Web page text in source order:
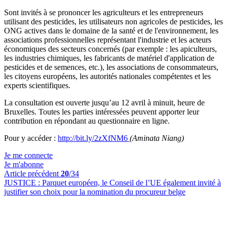
Sont invités à se prononcer les agriculteurs et les entrepreneurs
utilisant des pesticides, les utilisateurs non agricoles de pesticides, les
ONG actives dans le domaine de la santé et de l'environnement, les
associations professionnelles représentant l'industrie et les acteurs
économiques des secteurs concernés (par exemple : les apiculteurs,
les industries chimiques, les fabricants de matériel d'application de
pesticides et de semences, etc.), les associations de consommateurs,
les citoyens européens, les autorités nationales compétentes et les
experts scientifiques.
La consultation est ouverte jusqu’au 12 avril à minuit, heure de
Bruxelles. Toutes les parties intéressées peuvent apporter leur
contribution en répondant au questionnaire en ligne.
Pour y accéder : http://bit.ly/2zXfNM6 (Aminata Niang)
Je me connecte
Je m'abonne
Article précédent 20/34
JUSTICE : Parquet européen, le Conseil de l’UE également invité à
justifier son choix pour la nomination du procureur belge